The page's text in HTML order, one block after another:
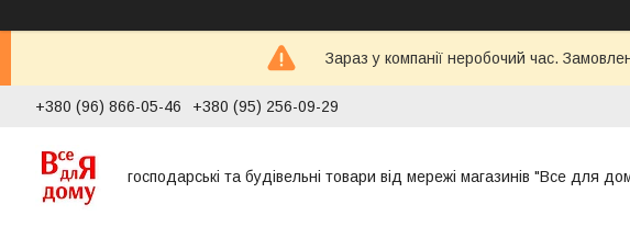
Зараз у компанії неробочий час.
+380 (96) 866-05-46 +380 (95) 256-09-29
господарські та будівельні товари від мережі магазинів "Все для